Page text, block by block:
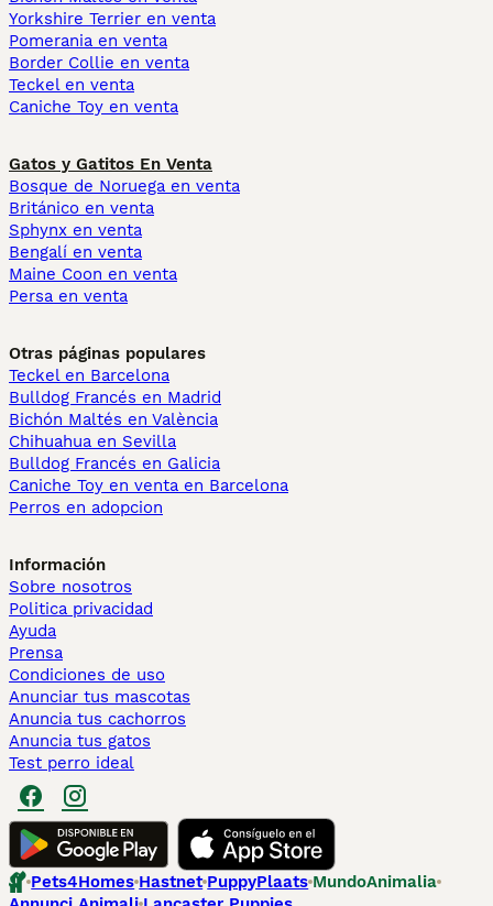
Yorkshire Terrier en venta
Pomerania en venta
Border Collie en venta
Teckel en venta
Caniche Toy en venta
Gatos y Gatitos En Venta
Bosque de Noruega en venta
Británico en venta
Sphynx en venta
Bengalí en venta
Maine Coon en venta
Persa en venta
Otras páginas populares
Teckel en Barcelona
Bulldog Francés en Madrid
Bichón Maltés en València
Chihuahua en Sevilla
Bulldog Francés en Galicia
Caniche Toy en venta en Barcelona
Perros en adopcion
Información
Sobre nosotros
Politica privacidad
Ayuda
Prensa
Condiciones de uso
Anunciar tus mascotas
Anuncia tus cachorros
Anuncia tus gatos
Test perro ideal
Pets4Homes Hastnet PuppyPlaats MundoAnimalia